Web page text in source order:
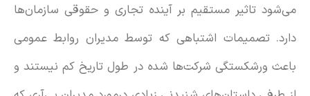
می‌شود تاثیر مستقیم بر آینده تجاری و حقوقی سازمان‌ها
دارد. تصمیمات اشتباهی که توسط مدیران روابط عمومی
باعث ورشکستگی شرکت‌ها شده در طول تاریخ کم نیستند و